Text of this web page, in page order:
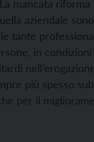
mancata
aziendale
tante
in
più spesso
per il